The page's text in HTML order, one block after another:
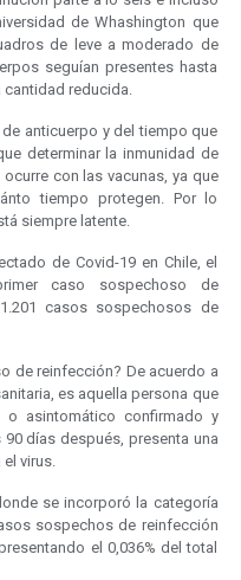
de Whashington que
de leve a moderado de
seguían presentes hasta
cantidad reducida.
anticuerpo y del tiempo que
determinar la inmunidad de
con las vacunas, ya que
tiempo protegen. Por lo
siempre latente.
de Covid-19 en Chile, el
caso sospechoso de
casos sospechosos de
de reinfección? De acuerdo a
es aquella persona que
asintomático confirmado y
días después, presenta una
virus.
se incorporó la categoría
sospechos de reinfección
el 0,036% del total